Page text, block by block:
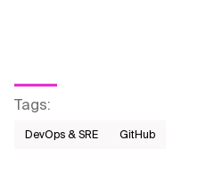
Tags:
DevOps & SRE GitHub